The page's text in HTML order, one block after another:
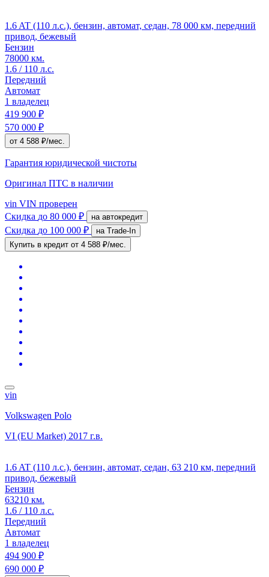
1.6 AT (110 л.с.), бензин, автомат, седан, 78 000 км, передний
привод, бежевый
Бензин
78000 км.
1.6 / 110 л.с.
Передний
Автомат
1 владелец
419 900 ₽
570 000 ₽
от 4 588 ₽/мес.
Гарантия юридической чистоты
Оригинал ПТС в наличии
vin VIN проверен
Скидка до 80 000 ₽ на автокредит
Скидка до 100 000 ₽
на Trade-In
Купить в кредит от 4 588 ₽/мес.
vin
Volkswagen Polo
VI (EU Market) 2017 г.в.
1.6 AT (110 л.с.), бензин, автомат, седан, 63 210 км, передний
привод, бежевый
Бензин
63210 км.
1.6 / 110 л.с.
Передний
Автомат
1 владелец
494 900 ₽
690 000 ₽